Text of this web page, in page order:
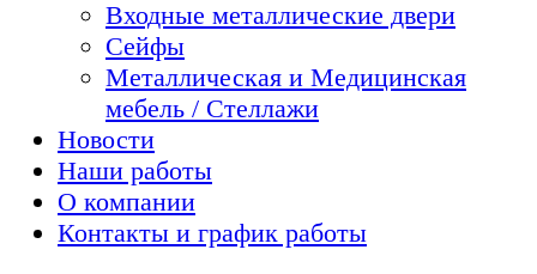
Входные металлические двери
Сейфы
Металлическая и Медицинская
мебель / Стеллажи
Новости
Наши работы
О компании
Контакты и график работы